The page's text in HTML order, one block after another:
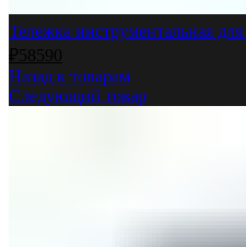
Тележка инструментальная
₽58590
Назад к товарам
Следующий товар